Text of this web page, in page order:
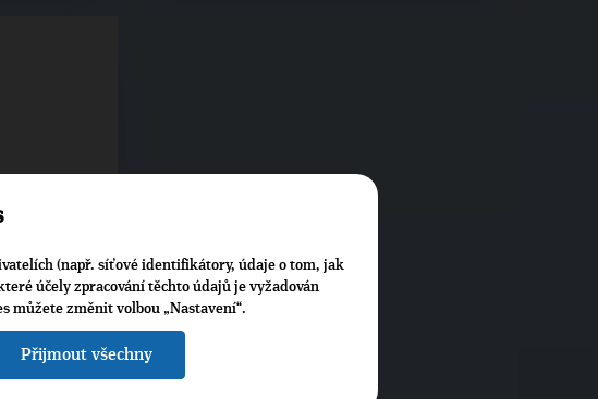
(např. síťové identifikátory, údaje o tom, jak
účely zpracování těchto údajů je vyžadován
můžete změnit volbou „Nastavení“.
Přijmout všechny